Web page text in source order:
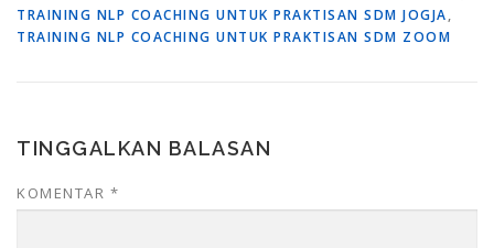
TRAINING NLP COACHING UNTUK PRAKTISAN SDM JOGJA,
TRAINING NLP COACHING UNTUK PRAKTISAN SDM ZOOM
TINGGALKAN BALASAN
KOMENTAR *